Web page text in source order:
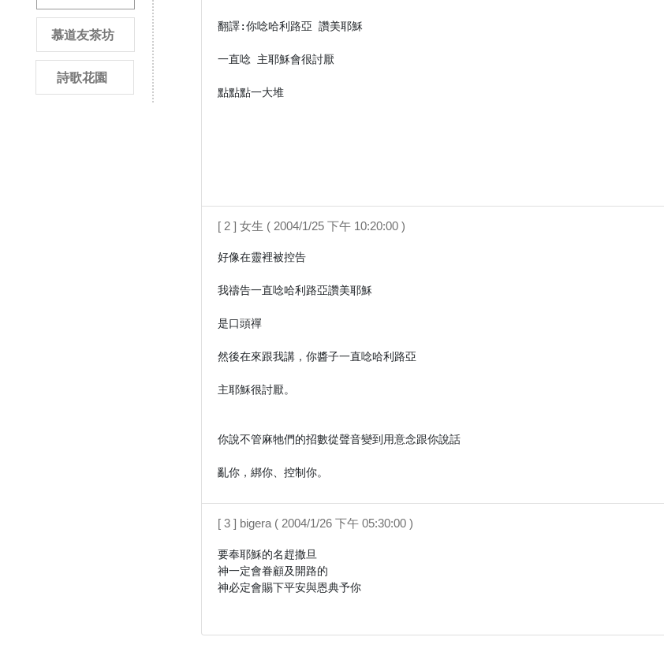
慕道友茶坊
詩歌花園
翻譯:你唸哈利路亞 讚美耶穌
一直唸 主耶穌會很討厭
點點點一大堆
[ 2 ] 女生 ( 2004/1/25 下午 10:20:00 )
好像在靈裡被控告
我禱告一直唸哈利路亞讚美耶穌
是口頭禪
然後在來跟我講，你醬子一直唸哈利路亞
主耶穌很討厭。
你說不管麻牠們的招數從聲音變到用意念跟你說話
亂你，綁你、控制你。
[ 3 ] bigera ( 2004/1/26 下午 05:30:00 )
要奉耶穌的名趕撒旦
神一定會眷顧及開路的
神必定會賜下平安與恩典予你